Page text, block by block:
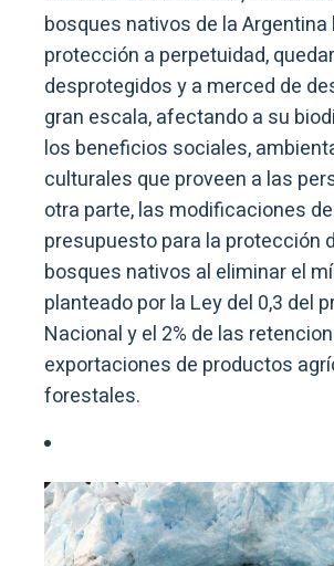
bosques nativos de la Argentina
protección a perpetuidad,
desprotegidos y a merced de
gran escala, afectando a su
los beneficios sociales,
culturales que proveen a las
otra parte, las modificaciones
presupuesto para la protección
bosques nativos al eliminar el
planteado por la Ley del 0,3 del
Nacional y el 2% de las
exportaciones de productos
forestales.